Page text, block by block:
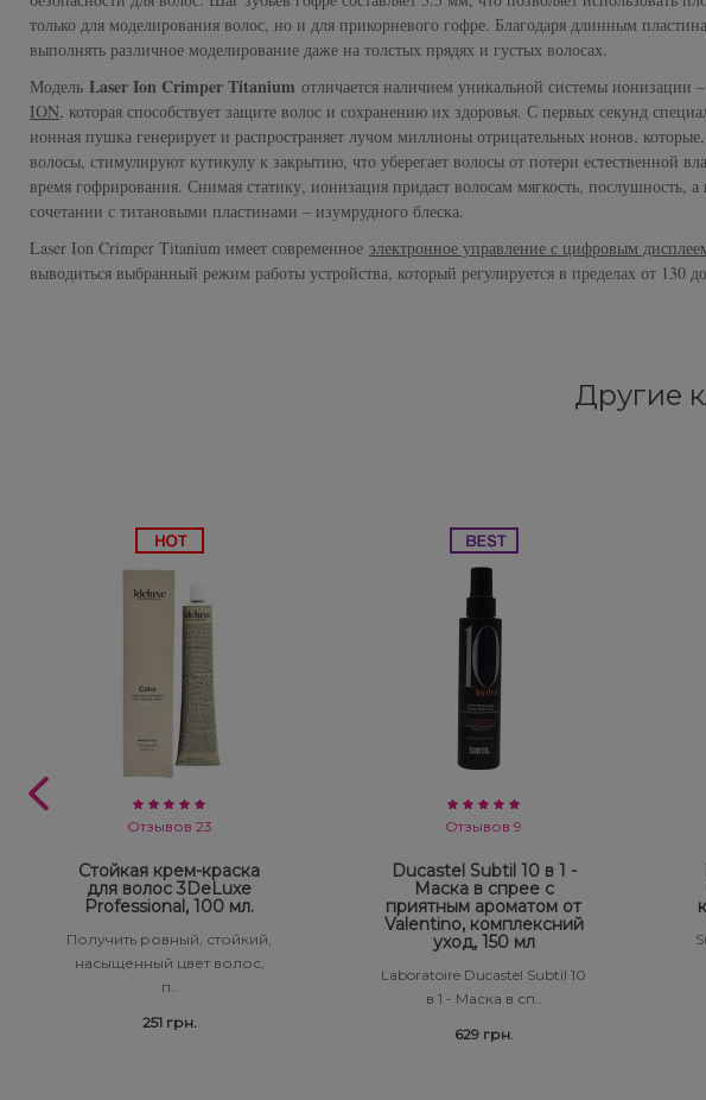
только для моделирования волос, но и для прикорневого гофре. Благодаря длинным
выполнять различное моделирование даже на толстых прядях и густых волосах.
Модель Laser Ion Crimper Titanium отличается наличием уникальной системы ионизации –
ION, которая способствует защите волос и сохранению их здоровья. С первых секунд
ионная пушка генерирует и распространяет лучом миллионы отрицательных ионов,
волосы, стимулируют кутикулу к закрытию, что уберегает волосы от потери естественной
время гофрирования. Снимая статику, ионизация придаст волосам мягкость, послушность, а
сочетании с титановыми пластинами – изумрудного блеска.
Laser Ion Crimper Titanium имеет современное электронное управление с цифровым
выводиться выбранный режим работы устройства, который регулируется в пределах от 130
Другие
Отзывов 23
Стойкая крем-краска
для волос 3DeLuxe
Professional, 100 мл.
Получить ровный, стойкий,
насыщенный цвет волос,
п..
251 грн.
Отзывов 9
Ducastel Subtil 10 в 1 -
Маска в спрее с
приятным ароматом от
Valentino, комплексний
уход, 150 мл
Laboratoire Ducastel Subtil 10
в 1 - Маска в сп..
629 грн.
Subtil Global Lift - Глубокое восстановление
Subtil Retouch Lab - защита цвета волос
Осветляющие средства и окислители Laboratoire
Ducastel Subtil Blond
Subtil Beautist - чистое решение для красоты волос
You Look Glamour
You Look Professional